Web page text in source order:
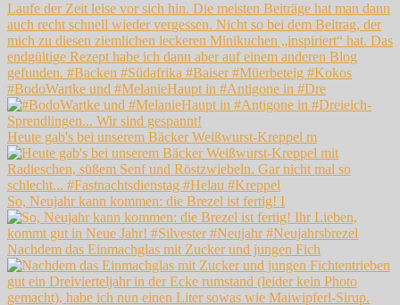
#BodoWartke und #MelanieHaupt in #Antigone in #Dre
Heute gab's bei unserem Bäcker Weißwurst-Kreppel m
So, Neujahr kann kommen: die Brezel ist fertig! I
Nachdem das Einmachglas mit Zucker und jungen Fich